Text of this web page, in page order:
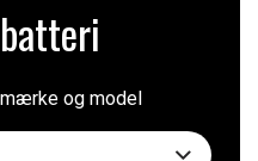
og model